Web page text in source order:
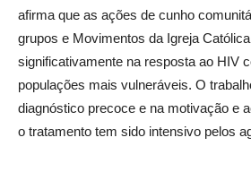
afirma que as ações de cunho
grupos e Movimentos da Igreja
significativamente na resposta ao HIV
populações mais vulneráveis. O
diagnóstico precoce e na motivação e
o tratamento tem sido intensivo pelos